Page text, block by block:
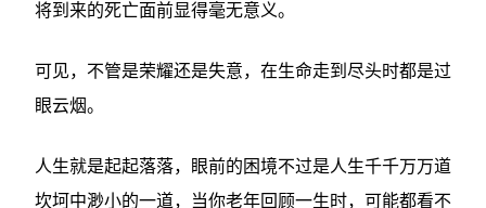
将到来的死亡面前显得毫无意义。
可见，不管是荣耀还是失意，在生命走到尽头时都是过
眼云烟。
人生就是起起落落，眼前的困境不过是人生千千万万道
坎坷中渺小的一道，当你老年回顾一生时，可能都看不